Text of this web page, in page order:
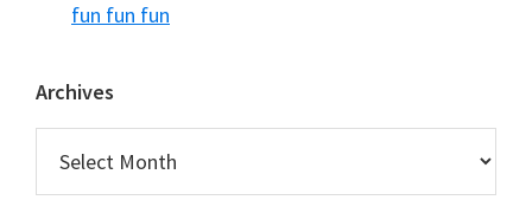
fun fun fun
Archives